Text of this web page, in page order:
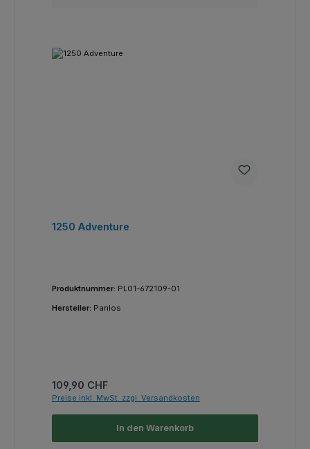
1250 Adventure
Produktnummer: PL01-672109-01
Hersteller: Panlos
Regulärer Preis:
109,90 CHF
Preise inkl. MwSt. zzgl. Versandkosten
In den Warenkorb